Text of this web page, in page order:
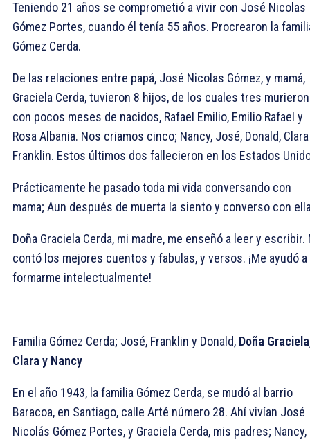
Teniendo 21 años se comprometió a vivir con José Nicolas
Gómez Portes, cuando él tenía 55 años. Procrearon la
Gómez Cerda.
De las relaciones entre papá, José Nicolas Gómez, y mamá,
Graciela Cerda, tuvieron 8 hijos, de los cuales tres murieron
con pocos meses de nacidos, Rafael Emilio, Emilio Rafael y
Rosa Albania. Nos criamos cinco; Nancy, José, Donald,
Franklin. Estos últimos dos fallecieron en los Estados
Prácticamente he pasado toda mi vida conversando con
mama; Aun después de muerta la siento y converso con
Doña Graciela Cerda, mi madre, me enseñó a leer y escribir.
contó los mejores cuentos y fabulas, y versos. ¡Me ayudó a
formarme intelectualmente!
Familia Gómez Cerda; José, Franklin y Donald, Doña
Clara y Nancy
En el año 1943, la familia Gómez Cerda, se mudó al barrio
Baracoa, en Santiago, calle Arté número 28. Ahí vivían José
Nicolás Gómez Portes, y Graciela Cerda, mis padres; Nancy,